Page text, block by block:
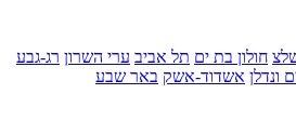
בת ים תל אביב ערי השרון רג-גבע
אשדוד-אשק באר שבע